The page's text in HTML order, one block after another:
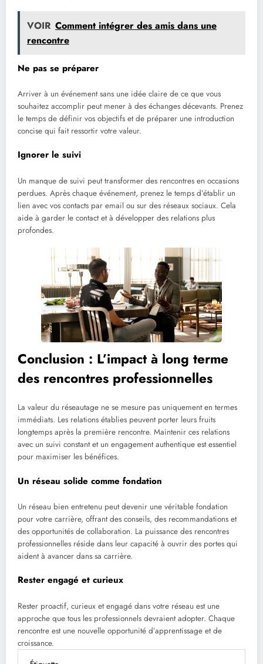
VOIR Comment intégrer des amis dans une
rencontre
Ne pas se préparer
Arriver à un événement sans une idée claire de ce que vous
souhaitez accomplir peut mener à des échanges décevants. Prenez
le temps de définir vos objectifs et de préparer une introduction
concise qui fait ressortir votre valeur.
Ignorer le suivi
Un manque de suivi peut transformer des rencontres en occasions
perdues. Après chaque événement, prenez le temps d’établir un
lien avec vos contacts par email ou sur des réseaux sociaux. Cela
aide à garder le contact et à développer des relations plus
profondes.
Conclusion : L’impact à long terme
des rencontres professionnelles
La valeur du réseautage ne se mesure pas uniquement en termes
immédiats. Les relations établies peuvent porter leurs fruits
longtemps après la première rencontre. Maintenir ces relations
avec un suivi constant et un engagement authentique est essentiel
pour maximiser les bénéfices.
Un réseau solide comme fondation
Un réseau bien entretenu peut devenir une véritable fondation
pour votre carrière, offrant des conseils, des recommandations et
des opportunités de collaboration. La puissance des rencontres
professionnelles réside dans leur capacité à ouvrir des portes qui
aident à avancer dans sa carrière.
Rester engagé et curieux
Rester proactif, curieux et engagé dans votre réseau est une
approche que tous les professionnels devraient adopter. Chaque
rencontre est une nouvelle opportunité d’apprentissage et de
croissance.